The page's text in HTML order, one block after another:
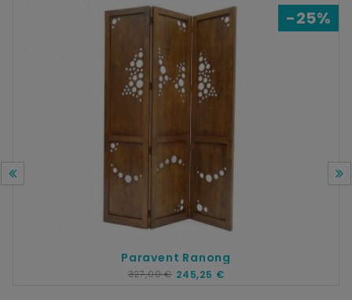
-25%
Paravent Ranong
327,00 € 245,25 €